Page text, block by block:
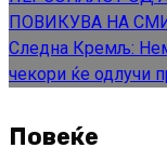
ПОВИКУВА НА
Следна Кремљ:
чекори ќе одлучи
Повеќе